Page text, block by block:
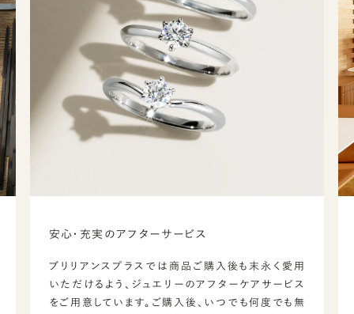
安心・充実のアフターサービス
ブリリアンスプラスでは商品ご購入後も末永く愛用
いただけるよう、ジュエリーのアフターケアサービス
をご用意しています。ご購入後、いつでも何度でも無